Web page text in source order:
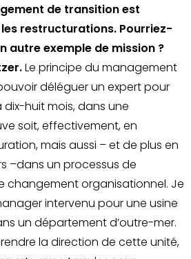
de transition est
restructurations. Pourriez-
autre exemple de mission ?
Le principe du management
déléguer un expert pour
huit mois, dans une
soit, effectivement, en
mais aussi – et de plus en
–dans un processus de
changement organisationnel. Je
intervenu pour une usine
un département d’outre-mer.
la direction de cette unité,